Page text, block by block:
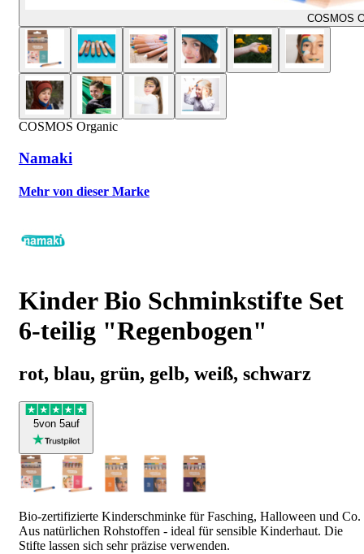
COSMOS
COSMOS Organic
Namaki
Mehr von dieser Marke
Kinder Bio Schminkstifte Set
6-teilig "Regenbogen"
rot, blau, grün, gelb, weiß, schwarz
5von 5auf
Bio-zertifizierte Kinderschminke für Fasching, Halloween und Co.
Aus natürlichen Rohstoffen - ideal für sensible Kinderhaut. Die
Stifte lassen sich sehr präzise verwenden.